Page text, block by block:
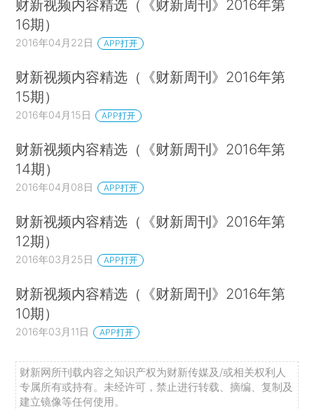
财新视频内容精选（《财新周刊》2016年第
16期）
2016年04月22日 APP打开
财新视频内容精选（《财新周刊》2016年第
15期）
2016年04月15日 APP打开
财新视频内容精选（《财新周刊》2016年第
14期）
2016年04月08日 APP打开
财新视频内容精选（《财新周刊》2016年第
12期）
2016年03月25日 APP打开
财新视频内容精选（《财新周刊》2016年第
10期）
2016年03月11日 APP打开
财新网所刊载内容之知识产权为财新传媒及/或相关权利人
专属所有或持有。未经许可，禁止进行转载、摘编、复制及
建立镜像等任何使用。